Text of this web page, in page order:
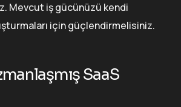
Mevcut iş gücünüzü kendi
için güçlendirmelisiniz.
SaaS